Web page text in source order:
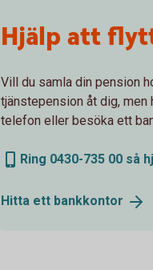
Hjälp att
Vill du samla din pension
tjänstepension åt dig, men
telefon eller besöka ett
Ring 0430-735 00 så
Hitta ett bankkontor